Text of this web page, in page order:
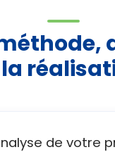
de votre